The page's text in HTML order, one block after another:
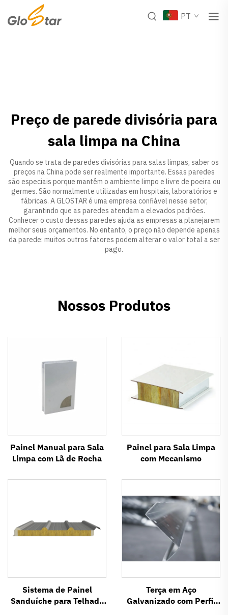
PT
Preço de parede divisória para
sala limpa na China
Quando se trata de paredes divisórias para salas limpas, saber os
preços na China pode ser realmente importante. Essas paredes
são especiais porque mantêm o ambiente limpo e livre de poeira ou
germes. São normalmente utilizadas em hospitais, laboratórios e
fábricas. A GLOSTAR é uma empresa confiável nesse setor,
garantindo que as paredes atendam a elevados padrões.
Conhecer o custo dessas paredes ajuda as empresas a planejarem
melhor seus orçamentos. No entanto, o preço não depende apenas
da parede: muitos outros fatores podem alterar o valor total a ser
pago.
Nossos Produtos
Painel Manual para Sala
Limpa com Lã de Rocha
Painel para Sala Limpa
com Mecanismo
Sistema de Painel
Sanduíche para Telhado
Terça em Aço
Galvanizado com Perfil